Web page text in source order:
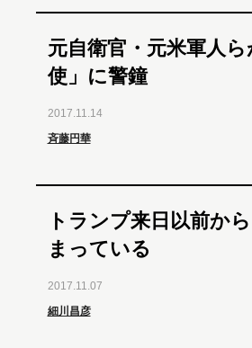
元自衛官・元米軍人
使」に警鐘
2017.11.14
斉藤円華
トランプ来日以前か
まっている
2017.11.07
細川昌彦